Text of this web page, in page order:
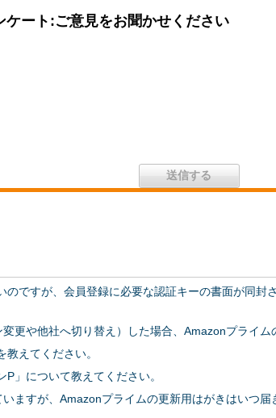
ケート:ご意見をお聞かせください
のですが、会員登録に必要な認証キーの書面が同封
更や他社へ切り替え）した場合、Amazonプライム
えてください。
」について教えてください。
いますが、Amazonプライムの更新用はがきはいつ届